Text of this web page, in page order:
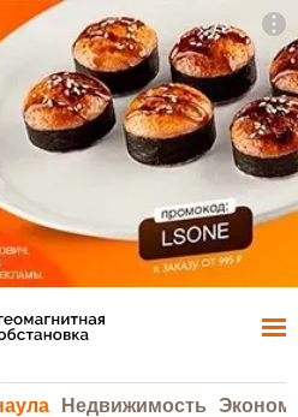
Недвижимость